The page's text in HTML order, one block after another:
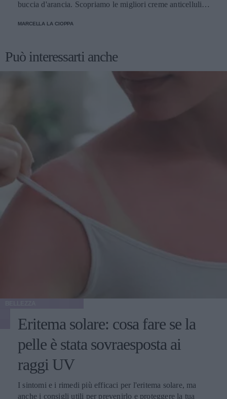
buccia d'arancia. Scopriamo le migliori creme anticellulite
MARCELLA LA CIOPPA
Può interessarti anche
Eritema solare: cosa fare se la
pelle è stata sovraesposta ai
raggi UV
I sintomi e i rimedi più efficaci per l'eritema solare, ma
anche i consigli utili per prevenirlo e proteggere la tua